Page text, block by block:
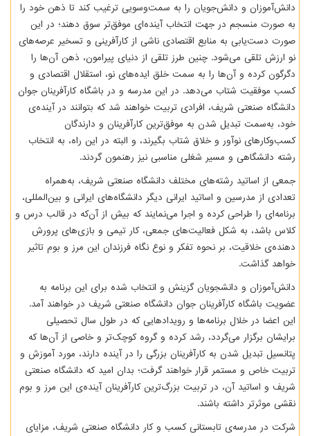
دانش‌آموزان و دانش‌جویان را به سمت‌وسویی ترغیب کند تا ذهن خود را
به صورت منسجم در جهت انتخاب آینده‌ای موفق‌تر سوق دهند؛ در این
صورت دست‌یابی به منابع اقتصادی ناشی از کارآفرینی و تسخیر عرصه‌های
نو ارزش تلقی می‌شود. چنین طرز تلقی از دنیای پیرامون، ذهن آن‌ها را
دگرگون کرده و آن‌ها را به سمت خلق ایده‌های نو، استقلال اقتصادی و
کسب موفقیت شتاب می‌دهد. در این مدرسه‌ و در باشگاه کارآفرینان جوان
دانشگاه صنعتی شریف، افرادی تربیت خواهند شد که بتوانند در آینده‌ی
خود، به‌سمت تبدیل شدن به موفق‌ترین کارآفرینان و دارندگان
کسب‌وکارهای نوآور و خلاق شتاب بگیرند، و البته در این راه، به انتخاب
رشته دانشگاهی و مسیر شغلی مناسبی نیز رهنمون گردند.
جمعی از اساتید رشته‌های مختلف دانشگاه صنعتی شریف، به‌همراه
تعدادی از مدرسین و اساتید ایرانی دیگر دانشگاه‌های ایرانی و بین‌المللی،
برنامه‌ای را طراحی کرده و اجرا می‌نمایند که بیش از آن‌که در قالب درس و
کلاس باشد، به شکل فعالیت‌های جمعی، کار تیمی و بازی‌های پرورش
دهنده‌ی خلاقیت، بر نحوه تفکر و نوع نگاه فرزندان این مرز و بوم تاثیر
خواهد گذاشت.
دانش‌آموزان و دانشجویان گزینش و انتخاب شده برای این برنامه به
عضویت باشگاه کارآفرینان جوان دانشگاه صنعتی شریف در خواهند آمد.
این اعضا در خلال برنامه‌ها و رویدادهایی که در طول سال تحصیلی
برایشان برگزار می‌گردد، رشد کرده و گروه کوچک‌تر و خاصی از آن‌ها که
پتانسیل تبدیل شدن به کارآفرینان بزرگی را در آینده دارند، مورد آموزش و
تربیت خاص و مستمر قرار خواهند گرفت؛ بدان امید که دانشگاه صنعتی
شریف و اساتید آن، در تربیت بزرگ‌ترین کارآفرینان آینده‌ی این مرز و بوم
نقشی موثرتر داشته باشند.
شرکت در مدرسه‌ی تابستانی کسب و کار دانشگاه صنعتی شریف، مزایای